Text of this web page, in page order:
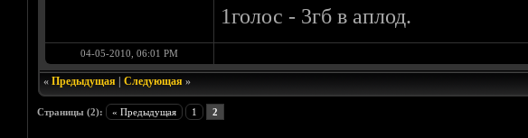
1голос - 3гб в аплод.
04-05-2010, 06:01 PM
« Предыдущая| Следующая»
Страницы (2): « Предыдущая 1 2